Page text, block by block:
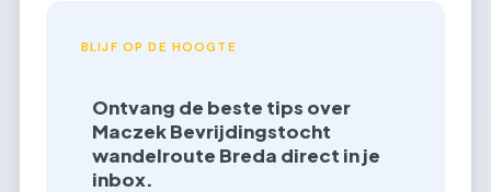
BLIJF OP DE HOOGTE
Ontvang de beste tips over
Maczek Bevrijdingstocht
wandelroute Breda direct in je
inbox.